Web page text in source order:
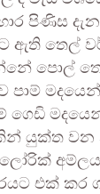
පිණිස
ඇති තෙල්
පොල්
ගෙඩි
යුක්ත වන
අම්ලය
එක් කර